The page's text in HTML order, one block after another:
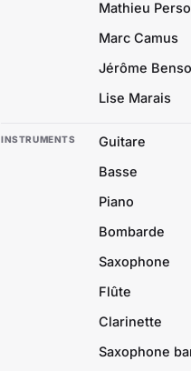
Mathieu
Marc Camus
Jérôme
Lise Marais
INSTRUMENTS
Guitare
Basse
Piano
Bombarde
Saxophone
Flûte
Clarinette
Saxophone